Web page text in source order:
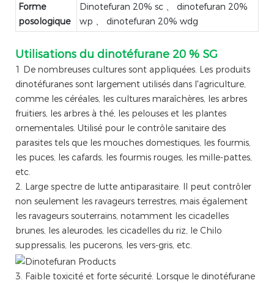
Forme
posologique
Dinotefuran 20% sc 、 dinotefuran 20%
wp 、 dinotefuran 20% wdg
Utilisations du dinotéfurane 20 % SG
1 De nombreuses cultures sont appliquées. Les produits
dinotéfuranes sont largement utilisés dans l'agriculture,
comme les céréales, les cultures maraîchères, les arbres
fruitiers, les arbres à thé, les pelouses et les plantes
ornementales. Utilisé pour le contrôle sanitaire des
parasites tels que les mouches domestiques, les fourmis,
les puces, les cafards, les fourmis rouges, les mille-pattes,
etc.
2. Large spectre de lutte antiparasitaire. Il peut contrôler
non seulement les ravageurs terrestres, mais également
les ravageurs souterrains, notamment les cicadelles
brunes, les aleurodes, les cicadelles du riz, le Chilo
suppressalis, les pucerons, les vers-gris, etc.
3. Faible toxicité et forte sécurité. Lorsque le dinotéfurane